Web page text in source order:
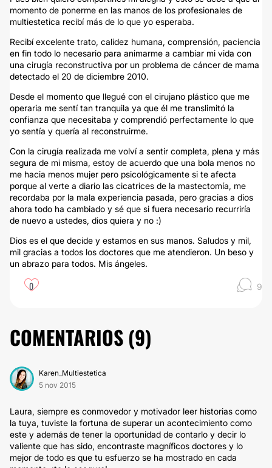
momento de ponerme en las manos de los profesionales de
multiestetica recibí más de lo que yo esperaba.
Recibí excelente trato, calidez humana, comprensión, paciencia
en fin todo lo necesario para animarme a cambiar mi vida con
una cirugía reconstructiva por un problema de cáncer de mama
detectado el 20 de diciembre 2010.
Desde el momento que llegué con el cirujano plástico que me
operaria me sentí tan tranquila ya que él me translimitó la
confianza que necesitaba y comprendió perfectamente lo que
yo sentía y quería al reconstruirme.
Con la cirugía realizada me volví a sentir completa, plena y más
segura de mi misma, estoy de acuerdo que una bola menos no
me hacia menos mujer pero psicológicamente si te afecta
porque al verte a diario las cicatrices de la mastectomía, me
recordaba por la mala experiencia pasada, pero gracias a dios
ahora todo ha cambiado y sé que si fuera necesario recurriría
de nuevo a ustedes, dios quiera y no :)
Dios es el que decide y estamos en sus manos. Saludos y mil,
mil gracias a todos los doctores que me atendieron. Un beso y
un abrazo para todos. Mis ángeles.
0 9
COMENTARIOS (9)
Karen_Multiestetica
5 nov 2015
Laura, siempre es conmovedor y motivador leer historias como
la tuya, tuviste la fortuna de superar un acontecimiento como
este y además de tener la oportunidad de contarlo y decir lo
valiente que has sido, encontraste magníficos doctores y lo
mejor de todo es que tu esfuerzo se ha mostrado en cada